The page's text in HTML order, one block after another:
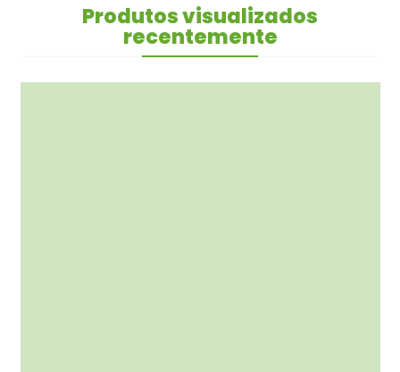
Produtos visualizados
recentemente